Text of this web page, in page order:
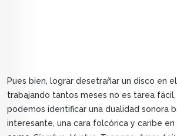
Pues bien, lograr desetrañar un disco en
trabajando tantos meses no es tarea
podemos identificar una dualidad sonora
interesante, una cara folcórica y caribe en